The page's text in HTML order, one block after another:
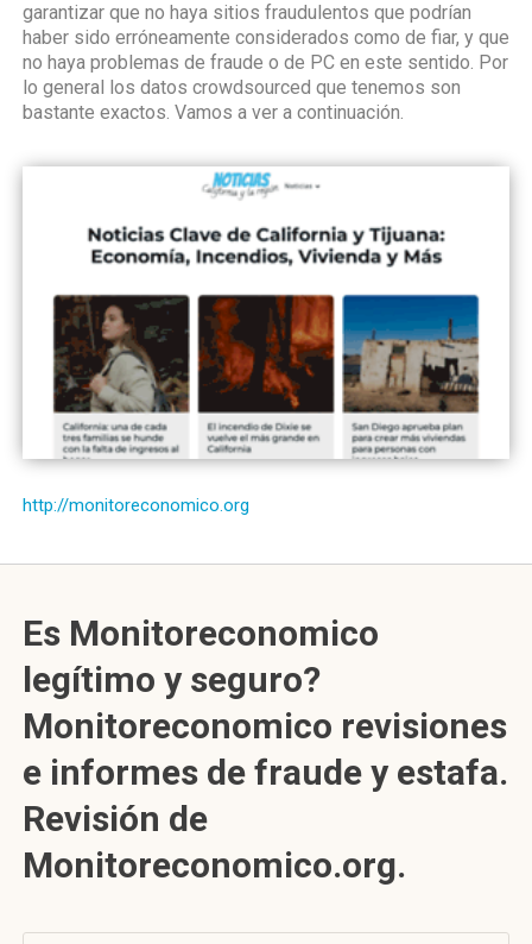
garantizar que no haya sitios fraudulentos que podrían
haber sido erróneamente considerados como de fiar, y que
no haya problemas de fraude o de PC en este sentido. Por
lo general los datos crowdsourced que tenemos son
bastante exactos. Vamos a ver a continuación.
http://monitoreconomico.org
Es Monitoreconomico
legítimo y seguro?
Monitoreconomico revisiones
e informes de fraude y estafa.
Revisión de
Monitoreconomico.org.